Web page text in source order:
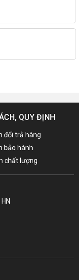
QUY ĐỊNH
đổi trả hàng
bảo hành
chất lượng